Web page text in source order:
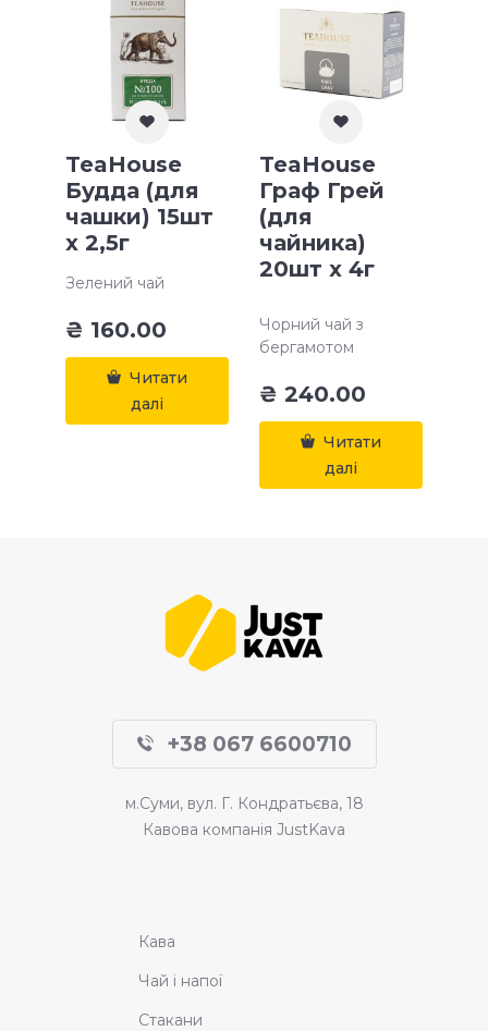
TeaHouse
Будда (для
чашки) 15шт
х 2,5г
Зелений чай
₴ 160.00
Читати
далі
TeaHouse
Граф Грей
(для
чайника)
20шт х 4г
Чорний чай з
бергамотом
₴ 240.00
Читати
далі
+38 067 6600710
м.Суми, вул. Г. Кондратьєва, 18
Кавова компанія JustKava
Кава
Чай і напої
Стакани